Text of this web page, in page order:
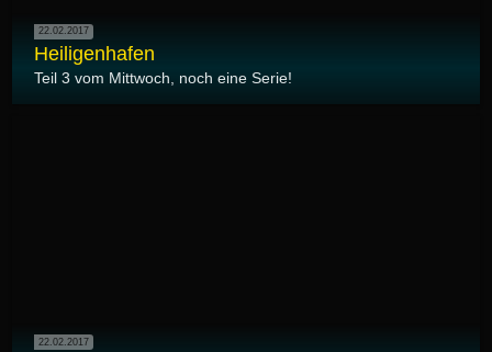
22.02.2017
Heiligenhafen
Teil 3 vom Mittwoch, noch eine Serie!
22.02.2017